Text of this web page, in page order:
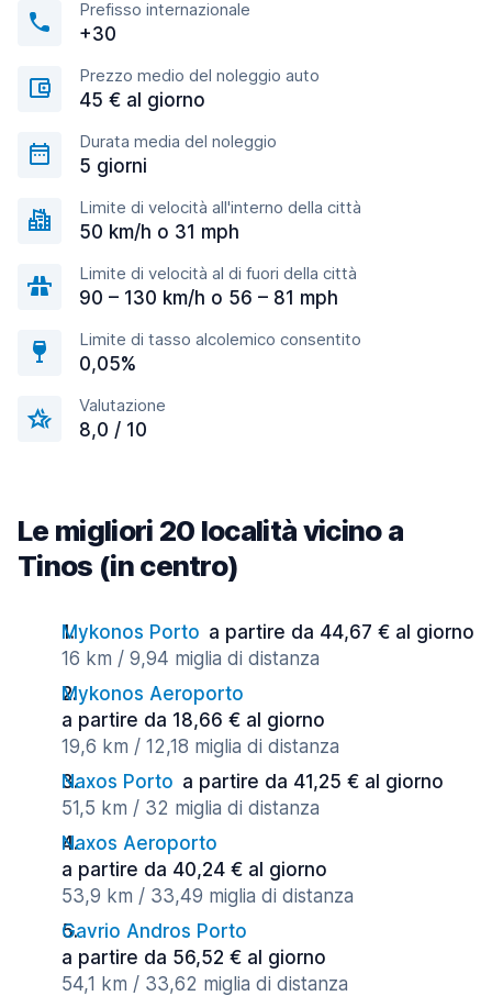
Prefisso internazionale
+30
Prezzo medio del noleggio auto
45 € al giorno
Durata media del noleggio
5 giorni
Limite di velocità all'interno della città
50 km/h o 31 mph
Limite di velocità al di fuori della città
90 – 130 km/h o 56 – 81 mph
Limite di tasso alcolemico consentito
0,05%
Valutazione
8,0 / 10
Le migliori 20 località vicino a
Tinos (in centro)
Mykonos Porto a partire da 44,67 € al giorno
16 km / 9,94 miglia di distanza
Mykonos Aeroporto
a partire da 18,66 € al giorno
19,6 km / 12,18 miglia di distanza
Naxos Porto a partire da 41,25 € al giorno
51,5 km / 32 miglia di distanza
Naxos Aeroporto
a partire da 40,24 € al giorno
53,9 km / 33,49 miglia di distanza
Gavrio Andros Porto
a partire da 56,52 € al giorno
54,1 km / 33,62 miglia di distanza